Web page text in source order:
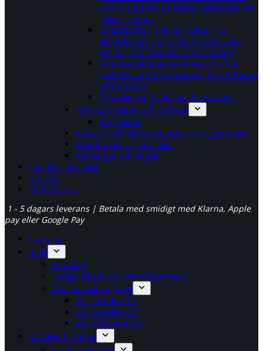
som är bäst för att främja självkärlek och
självacceptans
Smaragdens Helande Krafter – En
djupdykning i smaragdens egenskaper
och hur den används i kristalläkning
Sömnförbättring med Kristaller: Vilka
kristaller som kan användas för att främja
bättre sömn
Turmalinens Skyddande Egenskaper
Våra sju chakran och kristaller
Rotchakrat
Kristaller och deras betydelse och egenskaper
Stjärntecken och kristaller
Ärkeänglar och änglar
Spå dig själv online
Om oss
Kontakta oss
1 - 5 dagars leverans | Betala med smidigt med Klarna, Apple
pay eller Google Pay
Startsida
Butik
Se utbud
Vanliga frågor och svar mega meny
Våra huvudkategorier
Alla kristallsorter
Alla kristallfärger
Alla månadsstenar
Kristaller & stenar